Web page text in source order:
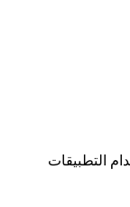
التطبيقات